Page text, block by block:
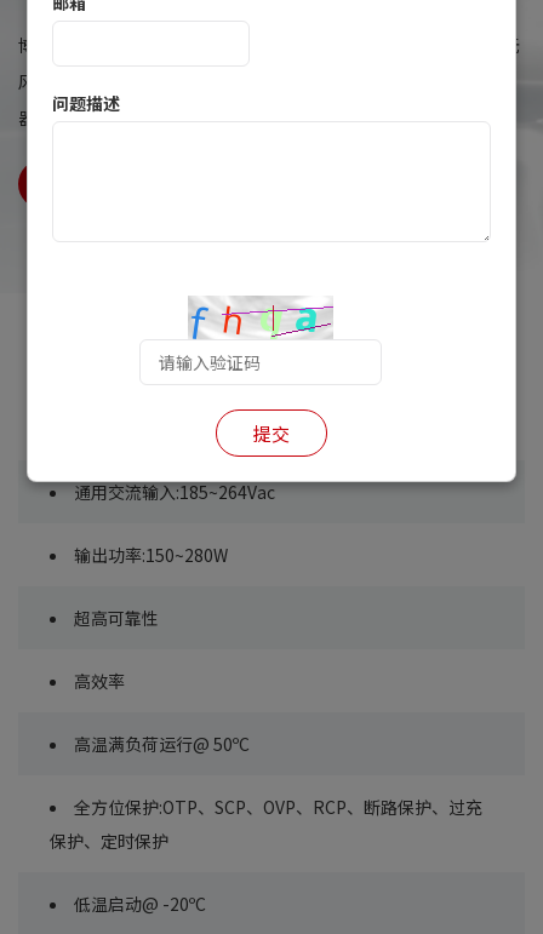
博兰得“Mercury”系列48V 150~280W锂电池充电器采用全封闭无
风扇塑壳设计，具备超高效率。低功耗和防水的卓越性能，使充电
器拥有高可靠性和超长的使用寿命。该充电器为电动工具，电动自
产品特征
通用交流输入:185~264Vac
输出功率:150~280W
超高可靠性
高效率
高温满负荷运行@ 50ºC
全方位保护:OTP、SCP、OVP、RCP、断路保护、过充
保护、定时保护
低温启动@ -20ºC
问题描述
提交